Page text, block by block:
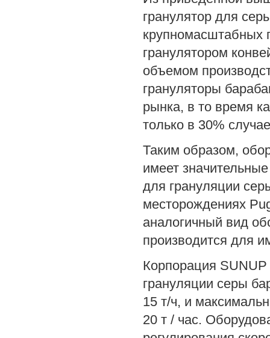
гранулятор для
крупномасштабных
гранулятором
объемом
грануляторы
рынка, в то время
только в 30%
Таким образом,
имеет
для грануляции
месторождениях
аналогичный вид
производится для
Корпорация
грануляции серы
15 т/ч, и
20 т / час.